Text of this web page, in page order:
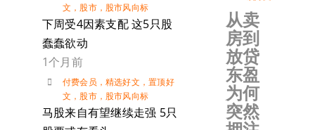
文 ， 股市， 股市风向标
下周受4因素支配 这5只股
蠢蠢欲动
1个月前
付费会员 ， 精选好文 ，置顶好
文 ， 股市， 股市风向标
马股来自有望继续走强 5只
从卖
房到
放贷
东盈
为何
突然